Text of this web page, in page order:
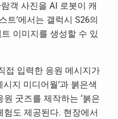
객 사진을 AI 로봇이 캐
트’에서는 갤럭시 S26의
이미지를 생성할 수 있
접 입력한 응원 메시지가
지 미디어월’과 붉은색
굿즈를 제작하는 ‘붉은
험도 제공된다. 현장에서